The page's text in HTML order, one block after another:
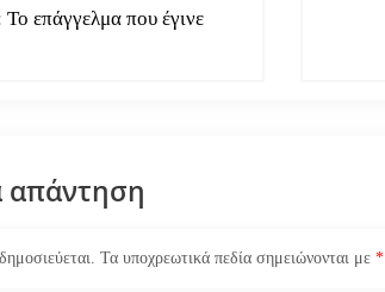
επάγγελμα που έγινε
απάντηση
Τα υποχρεωτικά πεδία σημειώνονται με*